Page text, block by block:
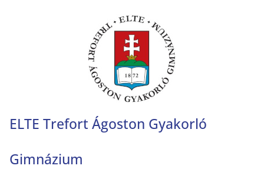
ELTE Trefort Ágoston Gyakorló
Gimnázium